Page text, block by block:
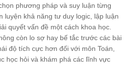
phương pháp và suy luận từng
luyện khả năng tư duy logic, lập luận
quyết vấn đề một cách khoa học.
còn lo sợ hay bế tắc trước các bài
độ tích cực hơn đối với môn Toán,
học hỏi và khám phá các lĩnh vực